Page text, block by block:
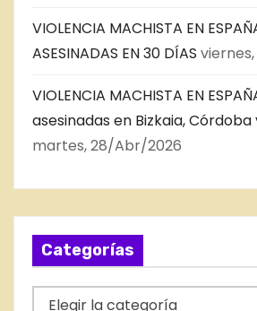
VIOLENCIA MACHISTA EN
ASESINADAS EN 30 DÍAS
VIOLENCIA MACHISTA EN
asesinadas en Bizkaia, Córdoba
martes, 28/Abr/2026
Categorías